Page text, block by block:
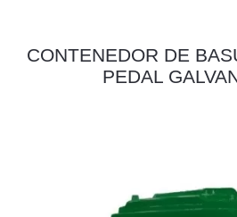
CONTENEDOR DE
PEDAL